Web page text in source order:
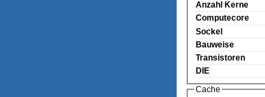
Anzahl Kerne
Computecore
Sockel
Bauweise
Transistoren
DIE
Cache